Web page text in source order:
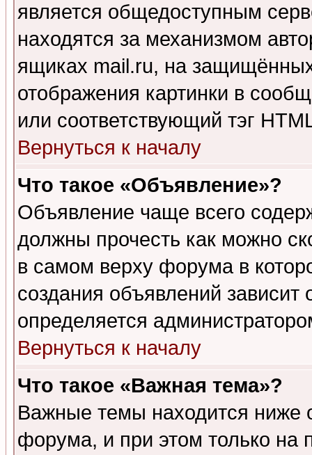
является общедоступным
находятся за механизмом
ящиках mail.ru, на
отображения картинки в
или соответствующий тэг
Вернуться к началу
Что такое «Объявление»?
Объявление чаще всего
должны прочесть как можно
в самом верху форума в
создания объявлений зависит
определяется
Вернуться к началу
Что такое «Важная тема»?
Важные темы находится ниже
форума, и при этом только на